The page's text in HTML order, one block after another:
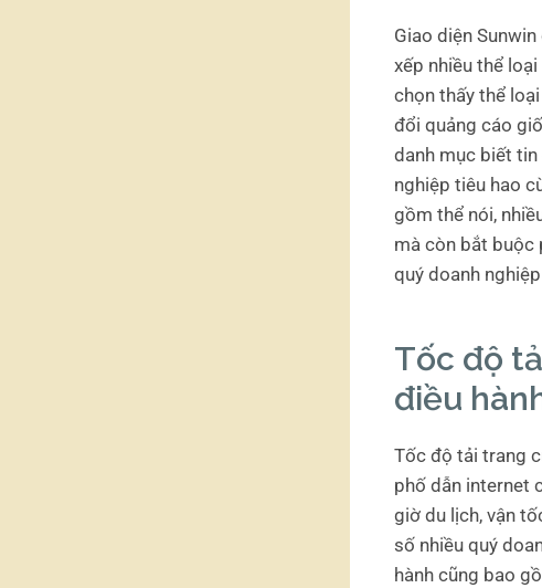
Giao diện
xếp nhiều thể
chọn thấy thể
đổi quảng cáo
danh mục biết
nghiệp tiêu hao
gồm thể nói,
mà còn bắt buộc
quý doanh
Tốc độ
điều
Tốc độ tải trang
phố dẫn internet
giờ du lịch, vận
số nhiều quý
hành cũng bao